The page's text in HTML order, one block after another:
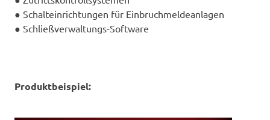
● Schalteinrichtungen für Einbruchmeldeanlagen
● Schließverwaltungs-Software
Produktbeispiel: